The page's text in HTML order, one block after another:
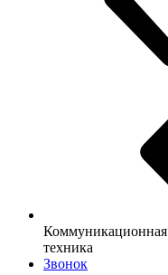
Коммуникационная
техника
Звонок